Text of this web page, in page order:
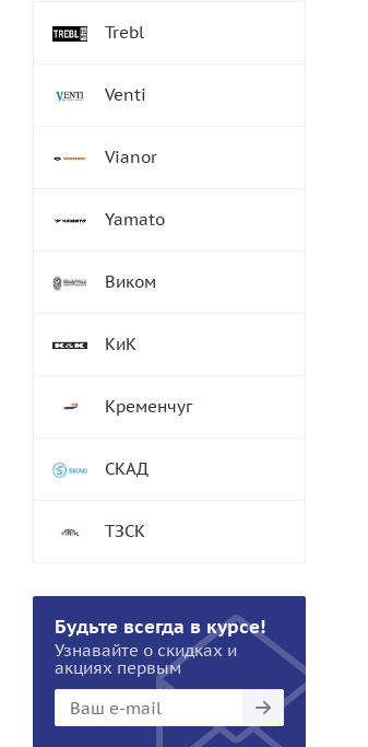
Trebl
Venti
Vianor
Yamato
Виком
КиК
Кременчуг
СКАД
ТЗСК
Будьте всегда в курсе!
Узнавайте о скидках и
акциях первым